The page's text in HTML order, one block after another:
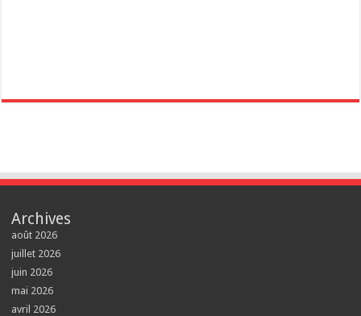
Archives
août 2026
juillet 2026
juin 2026
mai 2026
avril 2026